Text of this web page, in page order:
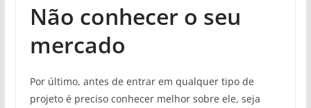
Não conhecer o seu
mercado
Por último, antes de entrar em qualquer tipo de
projeto é preciso conhecer melhor sobre ele, seja